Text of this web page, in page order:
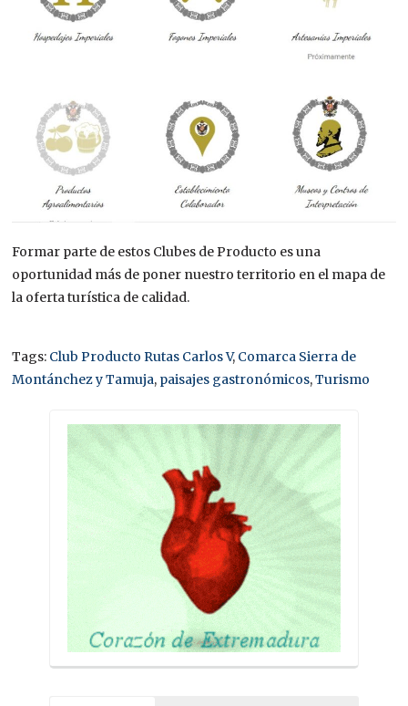
Formar parte de estos Clubes de Producto es una
oportunidad más de poner nuestro territorio en el mapa de
la oferta turística de calidad.
Tags: Club Producto Rutas Carlos V, Comarca Sierra de
Montánchez y Tamuja, paisajes gastronómicos,Turismo